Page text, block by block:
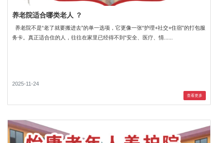
养老院适合哪类老人 ？
养老院不是“老了就要搬进去”的单一选项，它更像一张“护理+社交+住宿”的打包服
务卡。真正适合住的人，往往在家里已经得不到“安全、医疗、情......
2025-11-24
查看更多